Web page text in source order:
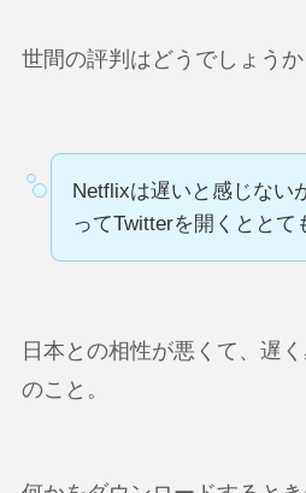
世間の評判はどうでしょうか
Netflixは遅いと感じない
ってTwitterを開くととて
日本との相性が悪くて、遅
のこと。